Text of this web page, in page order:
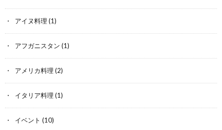
アイヌ料理 (1)
アフガニスタン (1)
アメリカ料理 (2)
イタリア料理 (1)
イベント (10)